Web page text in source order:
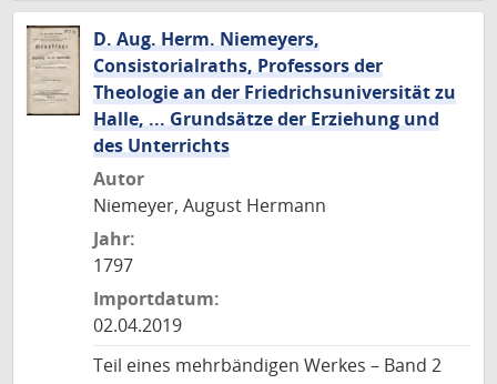
D. Aug. Herm. Niemeyers,
Consistorialraths, Professors der
Theologie an der Friedrichsuniversität zu
Halle, ... Grundsätze der Erziehung und
des Unterrichts
Autor
Niemeyer, August Hermann
Jahr:
1797
Importdatum:
02.04.2019
Teil eines mehrbändigen Werkes – Band 2